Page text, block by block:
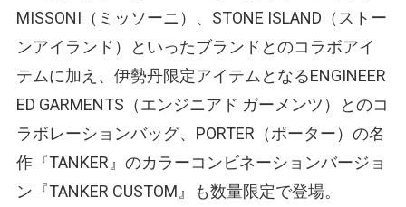
MISSONI（ミッソーニ）、STONE ISLAND（ストー
ンアイランド）といったブランドとのコラボアイ
テムに加え、伊勢丹限定アイテムとなるENGINEER
ED GARMENTS（エンジニアド ガーメンツ）とのコ
ラボレーションバッグ、PORTER（ポーター）の名
作『TANKER』のカラーコンビネーションバージョ
ン『TANKER CUSTOM』も数量限定で登場。